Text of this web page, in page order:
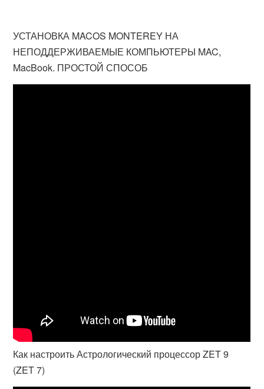
УСТАНОВКА MACOS MONTEREY НА
НЕПОДДЕРЖИВАЕМЫЕ КОМПЬЮТЕРЫ MAC,
MacBook. ПРОСТОЙ СПОСОБ
Как настроить Астрологический процессор ZET 9
(ZET 7)